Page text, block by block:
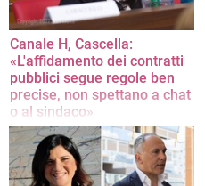
Canale H, Cascella:
«L'affidamento dei contratti
pubblici segue regole ben
precise, non spettano a chat
o al sindaco»
L'intervento della capgruppo del
Partito Democratico